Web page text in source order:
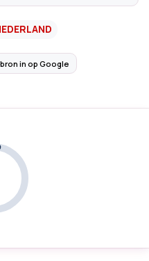
in op Google